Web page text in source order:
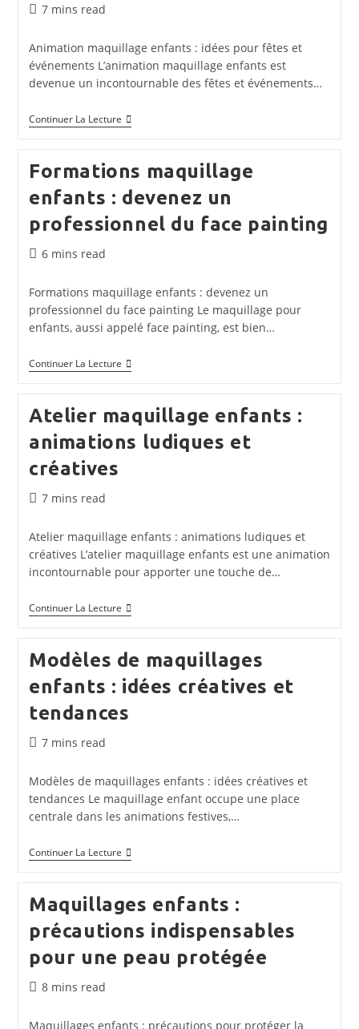
Temps
lecture :
7 mins read
Animation maquillage enfants : idées pour fêtes et
événements L’animation maquillage enfants est
devenue un incontournable des fêtes et événements…
Continuer La LectureAnimation
Maquillage
Idées
Pour
Fêtes
Et
Événements
Formations maquillage
enfants : devenez un
professionnel du face painting
Temps
lecture :
6 mins read
Formations maquillage enfants : devenez un
professionnel du face painting Le maquillage pour
enfants, aussi appelé face painting, est bien…
Continuer La LectureFormations
Maquillage
Devenez
Un
Professionnel
Du
Atelier maquillage enfants :
animations ludiques et
créatives
Temps
lecture :
7 mins read
Atelier maquillage enfants : animations ludiques et
créatives L’atelier maquillage enfants est une animation
incontournable pour apporter une touche de…
Continuer La LectureAtelier
Maquillage
Animations
Ludiques
Et
Créatives
Modèles de maquillages
enfants : idées créatives et
tendances
Temps
lecture :
7 mins read
Modèles de maquillages enfants : idées créatives et
tendances Le maquillage enfant occupe une place
centrale dans les animations festives,…
Continuer La LectureModèles
De
:
Idées
Créatives
Et
Tendances
Maquillages enfants :
précautions indispensables
pour une peau protégée
Temps
lecture :
8 mins read
Maquillages enfants : précautions pour protéger la